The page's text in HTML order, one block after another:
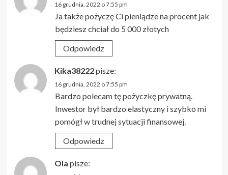
16 grudnia, 2022 o 7:55 pm
Ja także pożyczę Ci pieniądze na procent jak
będziesz chciał do 5 000 złotych
Odpowiedz
Kika38222pisze:
16 grudnia, 2022 o 7:55 pm
Bardzo polecam tę pożyczkę prywatną.
Inwestor był bardzo elastyczny i szybko mi
pomógł w trudnej sytuacji finansowej.
Odpowiedz
Ola pisze: